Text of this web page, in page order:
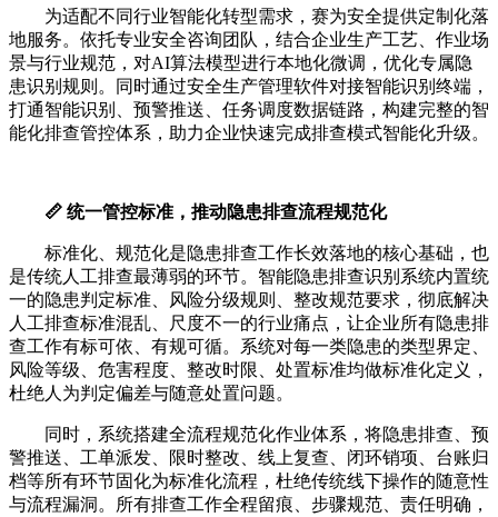
为适配不同行业智能化转型需求，赛为安全提供定制化落
地服务。依托专业安全咨询团队，结合企业生产工艺、作业场
景与行业规范，对AI算法模型进行本地化微调，优化专属隐
患识别规则。同时通过安全生产管理软件对接智能识别终端，
打通智能识别、预警推送、任务调度数据链路，构建完整的智
能化排查管控体系，助力企业快速完成排查模式智能化升级。
📏 统一管控标准，推动隐患排查流程规范化
标准化、规范化是隐患排查工作长效落地的核心基础，也
是传统人工排查最薄弱的环节。智能隐患排查识别系统内置统
一的隐患判定标准、风险分级规则、整改规范要求，彻底解决
人工排查标准混乱、尺度不一的行业痛点，让企业所有隐患排
查工作有标可依、有规可循。系统对每一类隐患的类型界定、
风险等级、危害程度、整改时限、处置标准均做标准化定义，
杜绝人为判定偏差与随意处置问题。
同时，系统搭建全流程规范化作业体系，将隐患排查、预
警推送、工单派发、限时整改、线上复查、闭环销项、台账归
档等所有环节固化为标准化流程，杜绝传统线下操作的随意性
与流程漏洞。所有排查工作全程留痕、步骤规范、责任明确，